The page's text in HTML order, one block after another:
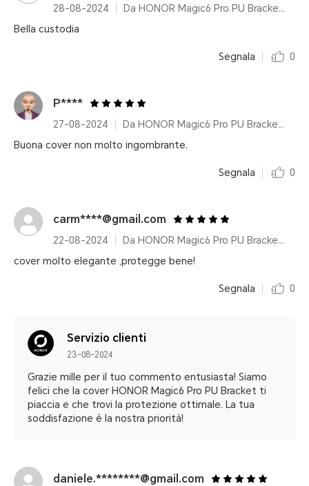
28-08-2024
Da HONOR Magic6 Pro PU Bracket Case Black
Bella custodia
Segnala 0
P****
27-08-2024
Da HONOR Magic6 Pro PU Bracket Case Black
Buona cover non molto ingombrante.
Segnala 0
carm****@gmail.com
22-08-2024
Da HONOR Magic6 Pro PU Bracket Case Green
cover molto elegante ,protegge bene!
Segnala 0
Servizio clienti
23-08-2024
Grazie mille per il tuo commento entusiasta! Siamo
felici che la cover HONOR Magic6 Pro PU Bracket ti
piaccia e che trovi la protezione ottimale. La tua
soddisfazione è la nostra priorità!
daniele.********@gmail.com